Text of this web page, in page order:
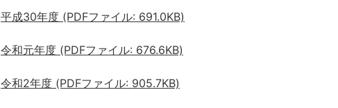
平成30年度 (PDFファイル: 691.0KB)
令和元年度 (PDFファイル: 676.6KB)
令和2年度 (PDFファイル: 905.7KB)